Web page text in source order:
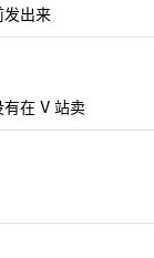
出来
在 V 站卖